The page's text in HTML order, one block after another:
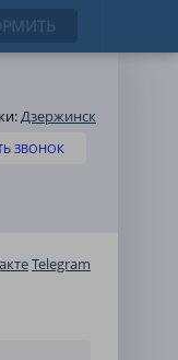
Дзержинск
ЗВОНОК
Telegram